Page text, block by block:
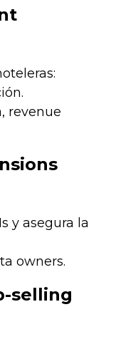
revenue
y asegura la
owners.
selling